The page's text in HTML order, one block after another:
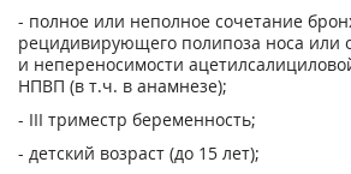
- полное или неполное сочетание
рецидивирующего полипоза носа или
и непереносимости
НПВП (в т.ч. в анамнезе);
- III триместр беременность;
- детский возраст (до 15 лет);